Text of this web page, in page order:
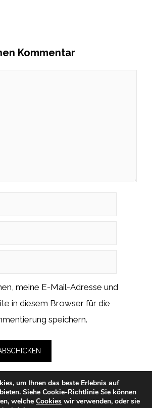
Kommentar
meine E-Mail-Adresse und
in diesem Browser für die
speichern.
um Ihnen das beste Erlebnis auf
Siehe Cookie-Richtlinie Sie können
welche Cookies wir verwenden, oder sie